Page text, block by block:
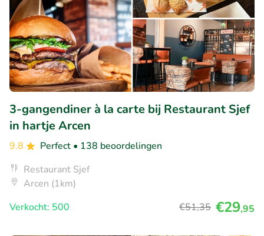
3-gangendiner à la carte bij Restaurant Sjef
in hartje Arcen
9.8 Perfect • 138 beoordelingen
Restaurant Sjef
Arcen (1km)
Verkocht: 500
€51,35 €29,95